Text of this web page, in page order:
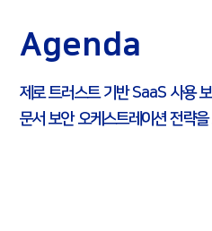
Agenda
제로 트러스트 기반 SaaS 사용
문서 보안 오케스트레이션 전략